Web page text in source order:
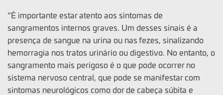
“É importante estar atento aos sintomas de
sangramentos internos graves. Um desses sinais é a
presença de sangue na urina ou nas fezes, sinalizando
hemorragia nos tratos urinário ou digestivo. No entanto, o
sangramento mais perigoso é o que pode ocorrer no
sistema nervoso central, que pode se manifestar com
sintomas neurológicos como dor de cabeça súbita e